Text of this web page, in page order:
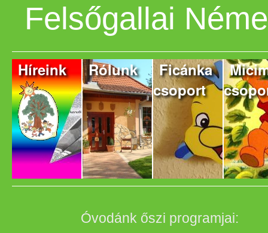
Felsőgallai
Híreink Rólunk
Ficánka
csoport
Óvodánk őszi programjai: